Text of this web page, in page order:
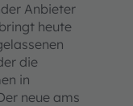
Anbieter
heute
die
in
neue ams